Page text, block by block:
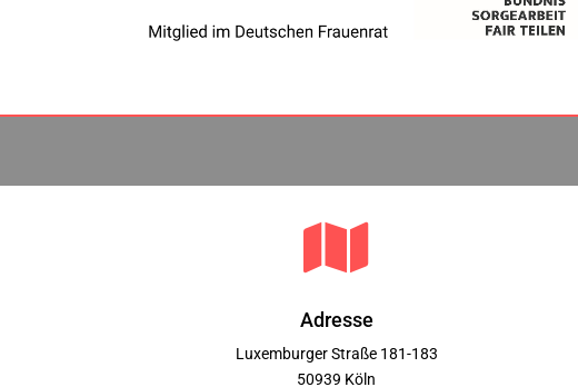

Adresse
Luxemburger Straße 181-183
50939 Köln